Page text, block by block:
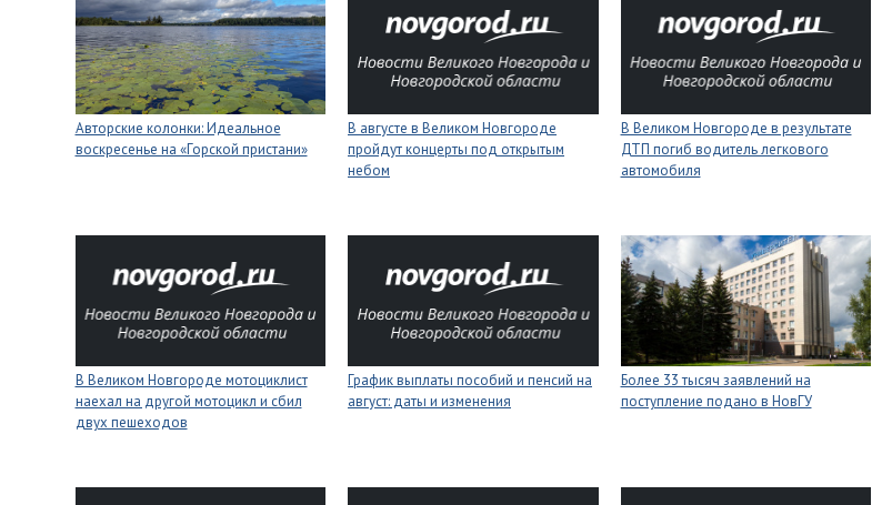
Авторские колонки: Идеальное
воскресенье на «Горской пристани»
В августе в Великом Новгороде
пройдут концерты под открытым
небом
В Великом Новгороде в результате
ДТП погиб водитель легкового
автомобиля
В Великом Новгороде мотоциклист
наехал на другой мотоцикл и сбил
двух пешеходов
График выплаты пособий и пенсий на
август: даты и изменения
Более 33 тысяч заявлений на
поступление подано в НовГУ